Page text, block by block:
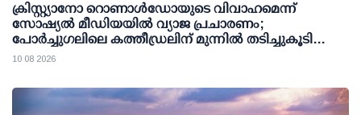
ക്രിസ്റ്റ്യാനോ റൊണാള്‍ഡോയുടെ വിവാഹമെന്ന്
സോഷ്യല്‍ മീഡിയയില്‍ വ്യാജ പ്രചാരണം;
പോര്‍ച്ചുഗലിലെ കത്തീഡ്രലിന് മുന്നില്‍ തടിച്ചുകൂടി
ജനക്കൂട്ടം
10 08 2026